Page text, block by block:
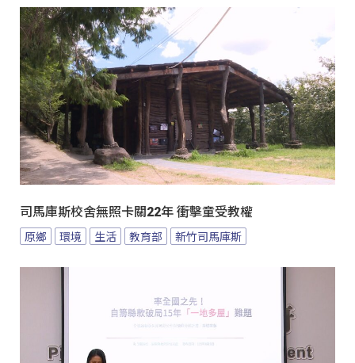
司馬庫斯校舍無照卡關22年 衝擊童受教權
原鄉 環境 生活 教育部 新竹司馬庫斯